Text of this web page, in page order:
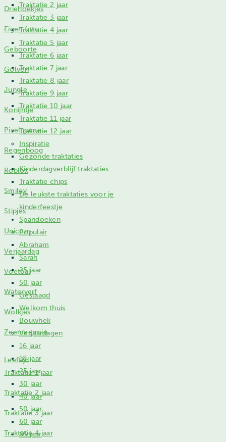
Traktatie 2 jaar
Traktatie 3 jaar
Traktatie 4 jaar
Traktatie 5 jaar
Traktatie 6 jaar
Traktatie 7 jaar
Traktatie 8 jaar
Traktatie 9 jaar
Traktatie 10 jaar
Traktatie 11 jaar
Traktatie 12 jaar
Inspiratie
Gezonde traktaties
Kinderdagverblijf traktaties
Traktatie chips
De leukste traktaties voor je
kinderfeestje
Spandoeken
Populair
Abraham
Sarah
25 jaar
50 jaar
Geslaagd
Welkom thuis
Bouwhek
Verjaardagen
16 jaar
18 jaar
25 jaar
30 jaar
40 jaar
50 jaar
60 jaar
65 jaar
Driehoekjes
Eigen foto
Geboorte
Golven
Jungle
Konijntje
Pixel game
Regenboog
Roblox
Smiley
Stipjes
Unicorn
Verjaardag
Voetbal
Waterverf
Wolkjes
Zeemeermin
Leeftijd
Traktatie 1 jaar
Traktatie 2 jaar
Traktatie 3 jaar
Traktatie 4 jaar